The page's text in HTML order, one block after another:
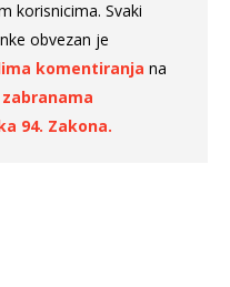
korisnicima. Svaki
obvezan je
komentiranja na
zabranama
94. Zakona.